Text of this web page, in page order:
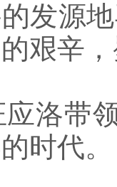
发源
艰辛
洛带领
时代。